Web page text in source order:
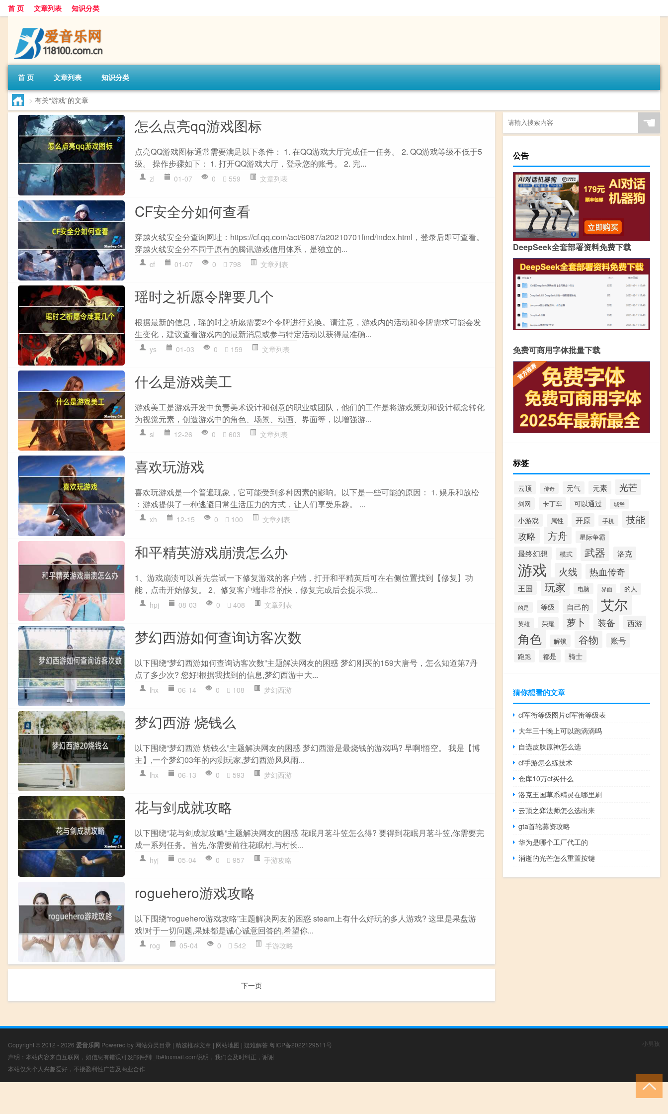
首 页 文章列表 知识分类
首 页 文章列表 知识分类
> 有关“游戏”的文章
怎么点亮qq游戏图标
点亮QQ游戏图标通常需要满足以下条件： 1. 在QQ游戏大厅完成任一任务。 2. QQ游戏等级不低于5
级。 操作步骤如下： 1. 打开QQ游戏大厅，登录您的账号。 2. 完...
zl 01-07 0 559 文章列表
CF安全分如何查看
穿越火线安全分查询网址：https://cf.qq.com/act/6087/a20210701find/index.html，登录后即可查看。
穿越火线安全分不同于原有的腾讯游戏信用体系，是独立的...
cf 01-07 0 798 文章列表
瑶时之祈愿令牌要几个
根据最新的信息，瑶的时之祈愿需要2个令牌进行兑换。请注意，游戏内的活动和令牌需求可能会发
生变化，建议查看游戏内的最新消息或参与特定活动以获得最准确...
ys 01-03 0 159 文章列表
什么是游戏美工
游戏美工是游戏开发中负责美术设计和创意的职业或团队，他们的工作是将游戏策划和设计概念转化
为视觉元素，创造游戏中的角色、场景、动画、界面等，以增强游...
sl 12-26 0 603 文章列表
喜欢玩游戏
喜欢玩游戏是一个普遍现象，它可能受到多种因素的影响。以下是一些可能的原因： 1. 娱乐和放松
：游戏提供了一种逃避日常生活压力的方式，让人们享受乐趣。 ...
xh 12-15 0 100 文章列表
和平精英游戏崩溃怎么办
1、游戏崩溃可以首先尝试一下修复游戏的客户端，打开和平精英后可在右侧位置找到【修复】功
能，点击开始修复。 2、修复客户端非常的快，修复完成后会提示我...
hpj 08-03 0 408 文章列表
梦幻西游如何查询访客次数
以下围绕“梦幻西游如何查询访客次数”主题解决网友的困惑 梦幻刚买的159大唐号，怎么知道第7丹
点了多少次? 您好!根据我找到的信息,梦幻西游中大...
lhx 06-14 0 108 梦幻西游
梦幻西游 烧钱么
以下围绕“梦幻西游 烧钱么”主题解决网友的困惑 梦幻西游是最烧钱的游戏吗? 早啊!悟空。 我是【博
主】,一个梦幻03年的内测玩家,梦幻西游风风雨...
lhx 06-13 0 593 梦幻西游
花与剑成就攻略
以下围绕“花与剑成就攻略”主题解决网友的困惑 花眠月茗斗笠怎么得? 要得到花眠月茗斗笠,你需要完
成一系列任务。首先,你需要前往花眠村,与村长...
hyj 05-04 0 957 手游攻略
roguehero游戏攻略
以下围绕“roguehero游戏攻略”主题解决网友的困惑 steam上有什么好玩的多人游戏? 这里是果盘游
戏!对于一切问题,果妹都是诚心诚意回答的,希望你...
rog 05-04 0 542 手游攻略
下一页
☚
公告
DeepSeek全套部署资料免费下载
免费可商用字体批量下载
标签
云顶 传奇 元气 元素 光芒
剑网 卡丁车 可以通过 城堡
小游戏 属性 开原 手机 技能
攻略 方舟 星际争霸
最终幻想 模式 武器 洛克
游戏 火线 热血传奇
王国 玩家 电脑 界面 的人
的是 等级 自己的 艾尔
英雄 荣耀 萝卜 装备 西游
角色 解锁 谷物 账号
跑跑 都是 骑士
猜你想看的文章
cf军衔等级图片cf军衔等级表
大年三十晚上可以跑滴滴吗
自选皮肤原神怎么选
cf手游怎么练技术
仓库10万cf买什么
洛克王国草系精灵在哪里刷
云顶之弈法师怎么选出来
gta首轮募资攻略
华为是哪个工厂代工的
消逝的光芒怎么重置按键
Copyright © 2012 - 2026 爱音乐网 Powered by 网站分类目录 | 精选推荐文章 | 网站地图 | 疑难解答 粤ICP备2022129511号
声明：本站内容来自互联网，如信息有错误可发邮件到f_fb#foxmail.com说明，我们会及时纠正，谢谢
本站仅为个人兴趣爱好，不接盈利性广告及商业合作
小男孩